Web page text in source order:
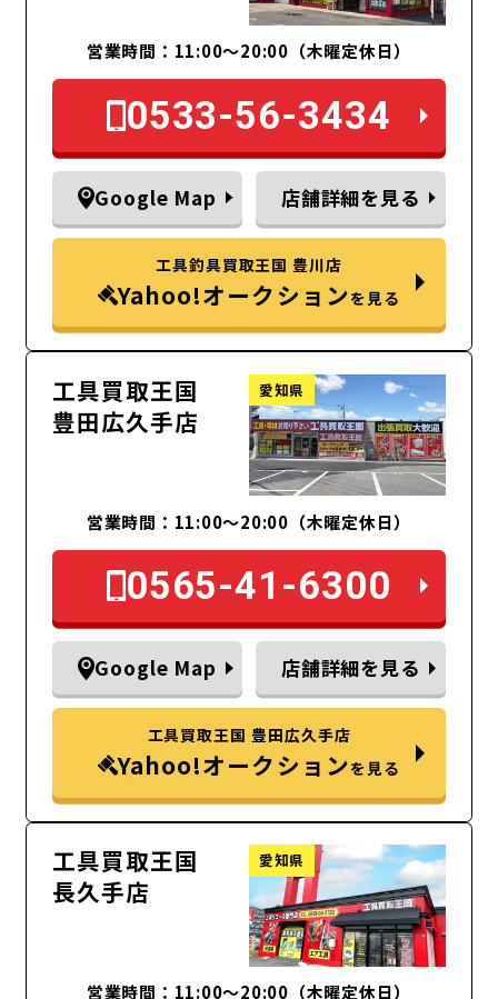
営業時間：11:00～20:00（木曜定休日）
0533-56-3434
Google Map 店舗詳細を見る
工具釣具買取王国 豊川店
Yahoo!オークションを見る
工具買取王国
豊田広久手店
愛知県
営業時間：11:00～20:00（木曜定休日）
0565-41-6300
Google Map 店舗詳細を見る
工具買取王国 豊田広久手店
Yahoo!オークションを見る
工具買取王国
長久手店
愛知県
営業時間：11:00～20:00（木曜定休日）